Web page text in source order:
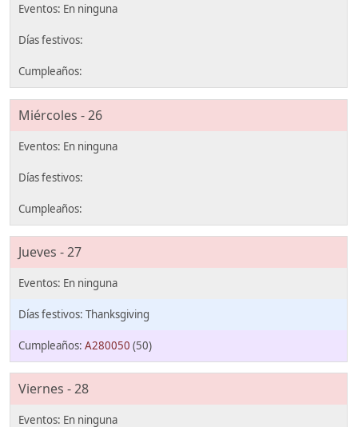
Miércoles - 26
Jueves - 27
Thanksgiving
A280050 (50)
Viernes - 28